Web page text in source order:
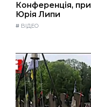
Конференція,
Юрія Липи
# ВІДЕО